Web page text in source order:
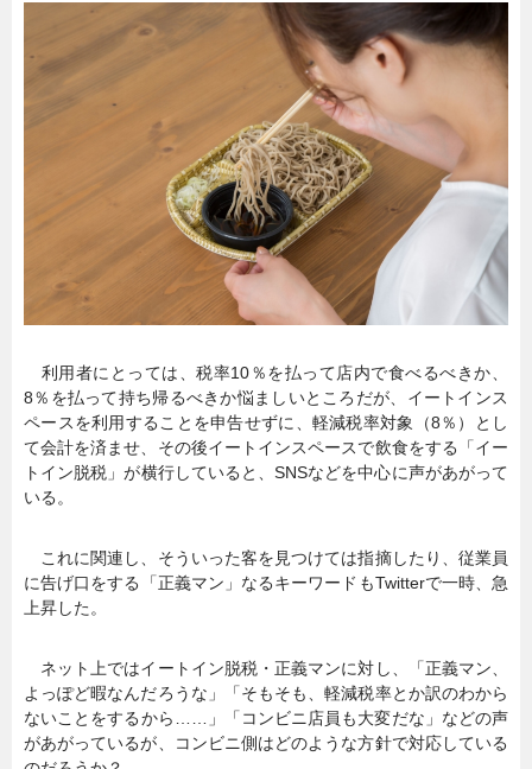
利用者にとっては、税率10％を払って店内で食べるべきか、
8％を払って持ち帰るべきか悩ましいところだが、イートインス
ペースを利用することを申告せずに、軽減税率対象（8％）とし
て会計を済ませ、その後イートインスペースで飲食をする「イー
トイン脱税」が横行していると、SNSなどを中心に声があがって
いる。
これに関連し、そういった客を見つけては指摘したり、従業員
に告げ口をする「正義マン」なるキーワードもTwitterで一時、急
上昇した。
ネット上ではイートイン脱税・正義マンに対し、「正義マン、
よっぽど暇なんだろうな」「そもそも、軽減税率とか訳のわから
ないことをするから……」「コンビニ店員も大変だな」などの声
があがっているが、コンビニ側はどのような方針で対応している